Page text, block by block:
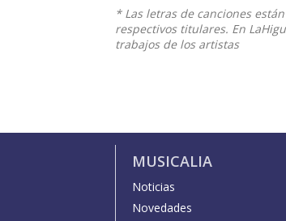
* Las letras de canciones
respectivos titulares. En
trabajos de los artistas
MUSICALIA
Noticias
Novedades